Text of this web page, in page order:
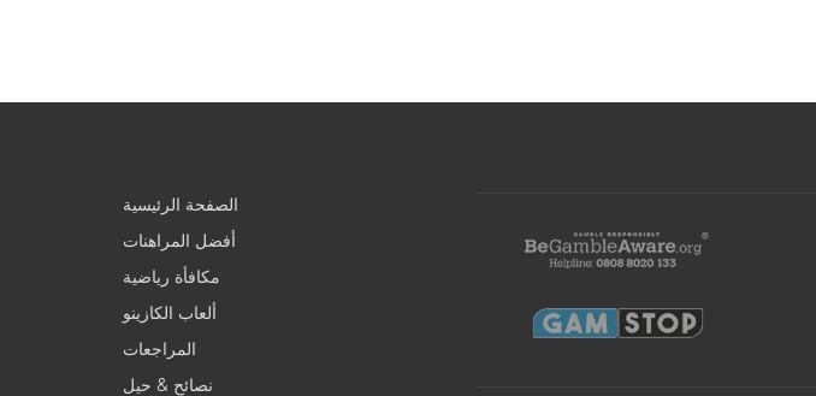
الصفحة الرئيسية
أفضل المراهنات
مكافأة رياضية
ألعاب الكازينو
المراجعات
نصائح & حيل